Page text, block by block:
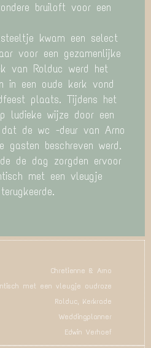
bruiloft voor een
kwam een select
voor een gezamenlijke
van Rolduc werd het
in een oude kerk vond
plaats. Tijdens het
ludieke wijze door een
de wc -deur van Arno
gasten beschreven werd.
de dag zorgden ervoor
met een vleugje
Chretienne & Arno
met een vleugje oudroze
Rolduc, Kerkrade
Weddingplanner
Edwin Verhoef